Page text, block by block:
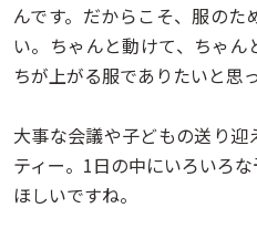
んです。だからこそ、服の
い。ちゃんと動けて、ちゃ
ちが上がる服でありたいと思
大事な会議や子どもの送り
ティー。1日の中にいろいろ
ほしいですね。